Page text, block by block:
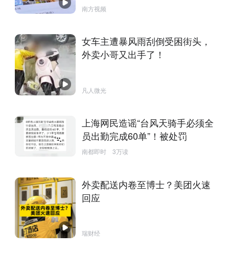
南方视频
女车主遭暴风雨刮倒受困街头，
外卖小哥又出手了！
凡人微光
上海网民造谣“台风天骑手必须全
员出勤完成60单”！被处罚
南都即时 3万读
外卖配送内卷至博士？美团火速
回应
瑞财经